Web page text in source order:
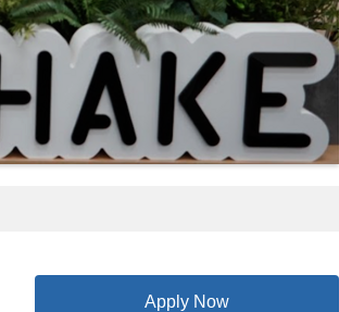
Apply Now